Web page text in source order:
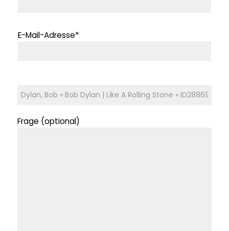
E-Mail-Adresse*
Frage (optional)